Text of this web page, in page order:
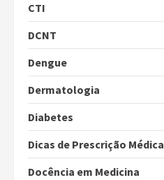
CTI
DCNT
Dengue
Dermatologia
Diabetes
Dicas de Prescrição Médica
Docência em Medicina